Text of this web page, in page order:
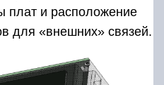
и расположение
для «внешних» связей.